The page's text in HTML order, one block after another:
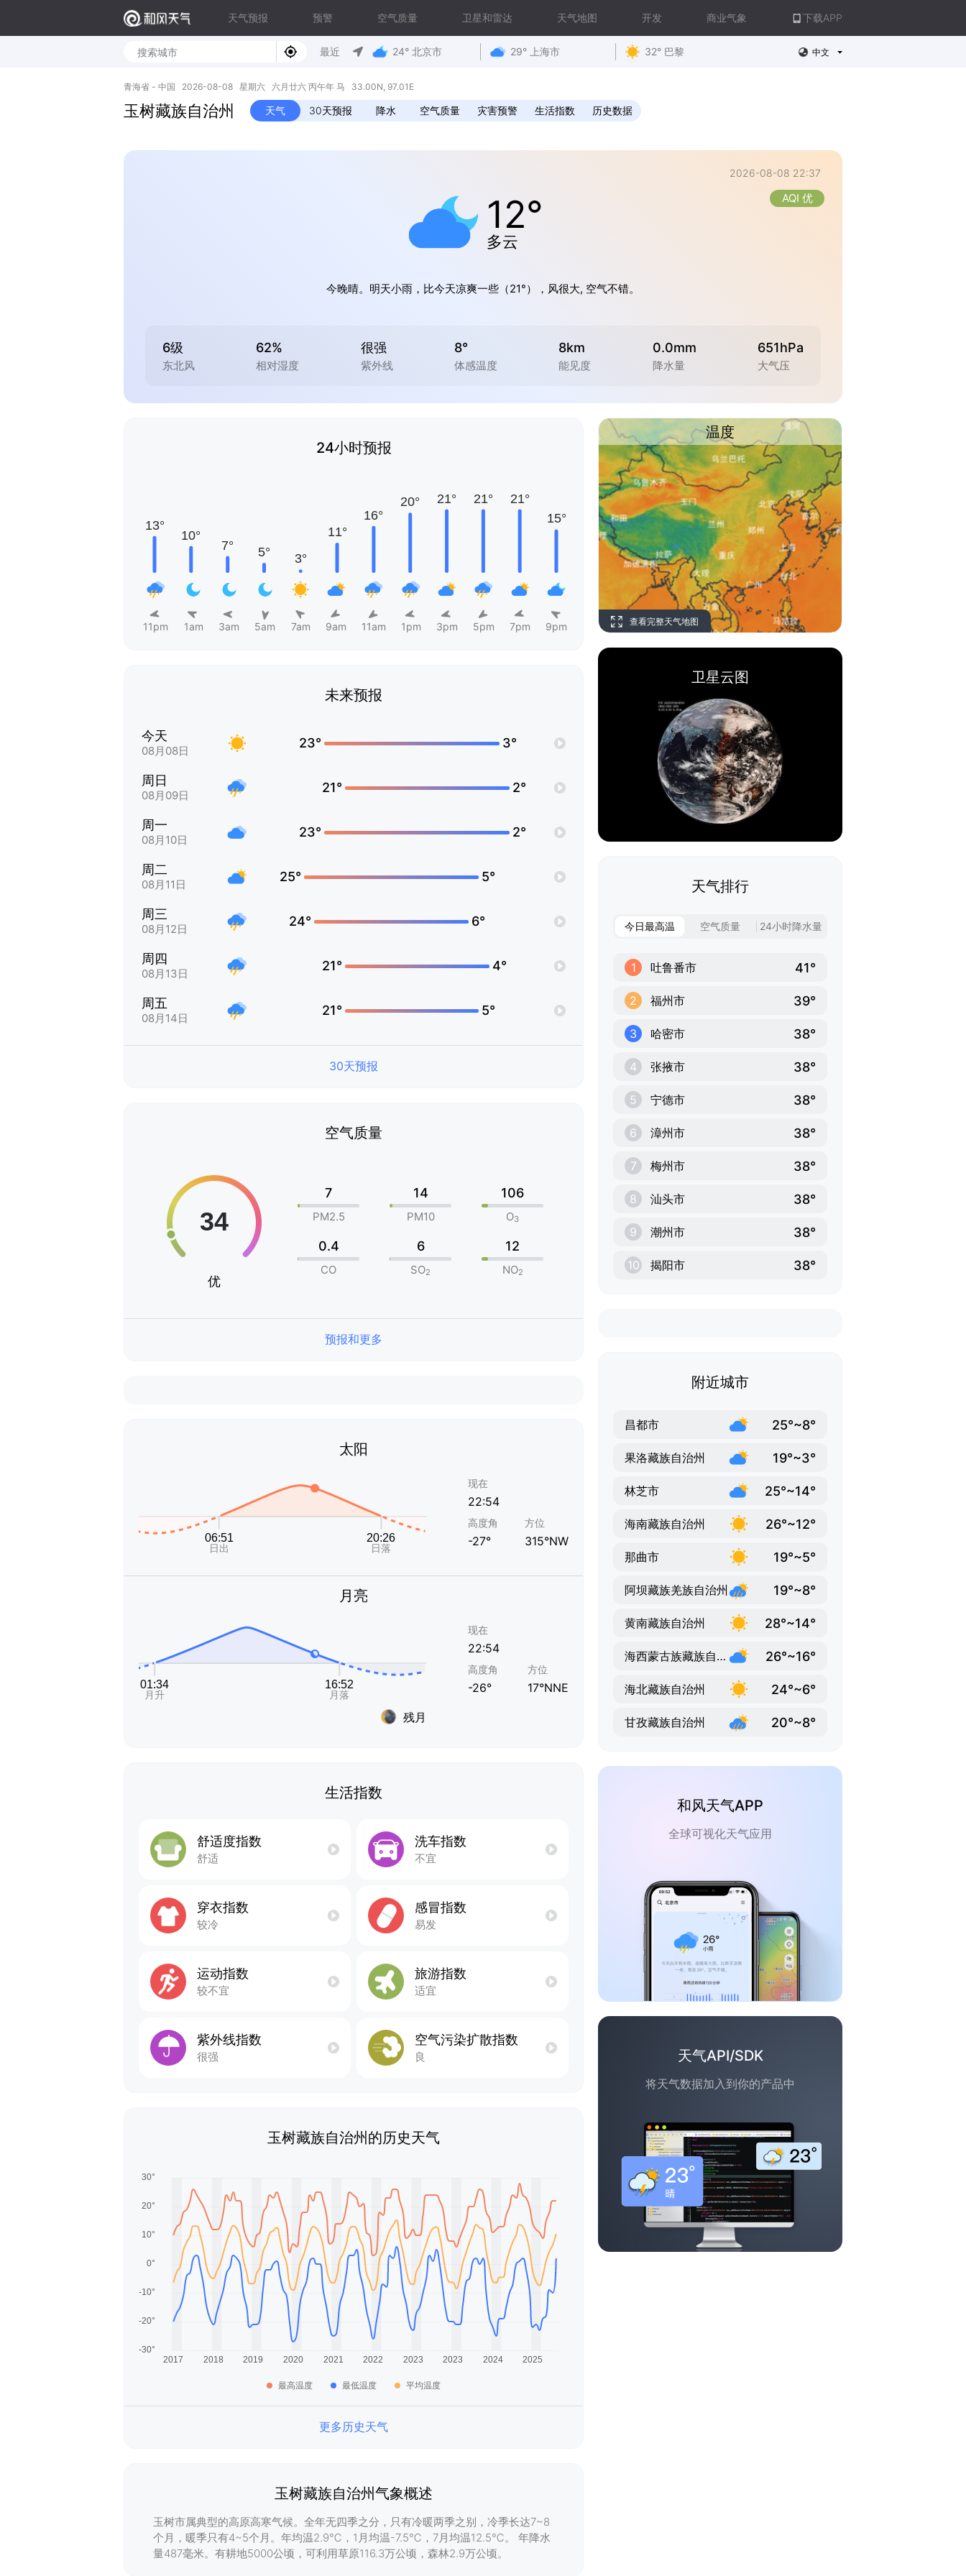
天气预报 预警 空气质量 卫星和雷达 天气地图 开发 商业气象 下载APP
最近 24° 北京市 29° 上海市 32° 巴黎 中文
青海省 - 中国 2026-08-08 星期六 六月廿六 丙午年 马 33.00N, 97.01E
玉树藏族自治州 天气 30天预报 降水 空气质量 灾害预警 生活指数 历史数据
2026-08-08 22:37
12°
多云
AQI 优
今晚晴。明天小雨，比今天凉爽一些（21°），风很大, 空气不错。
6级
东北风
62%
相对湿度
很强
紫外线
8°
体感温度
8km
能见度
0.0mm
降水量
651hPa
大气压
24小时预报
11pm 1am 3am 5am 7am 9am 11am 1pm 3pm 5pm 7pm 9pm
未来预报
今天
08月08日
23° 3°
周日
08月09日
21° 2°
周一
08月10日
23° 2°
周二
08月11日
25° 5°
周三
08月12日
24° 6°
周四
08月13日
21° 4°
周五
08月14日
21° 5°
30天预报
空气质量
优
7
PM2.5
14
PM10
106
O3
0.4
CO
6
SO2
12
NO2
预报和更多
太阳
现在
22:54
高度角
-27°
方位
315°NW
月亮
残月
现在
22:54
高度角
-26°
方位
17°NNE
生活指数
舒适度指数
舒适
洗车指数
不宜
穿衣指数
较冷
感冒指数
易发
运动指数
较不宜
旅游指数
适宜
紫外线指数
很强
空气污染扩散指数
良
玉树藏族自治州的历史天气
最高温度 最低温度 平均温度
更多历史天气
玉树藏族自治州气象概述
玉树市属典型的高原高寒气候。全年无四季之分，只有冷暖两季之别，冷季长达7~8
个月，暖季只有4~5个月。年均温2.9℃，1月均温-7.5℃，7月均温12.5℃。 年降水
量487毫米。有耕地5000公顷，可利用草原116.3万公顷，森林2.9万公顷。
温度
查看完整天气地图
卫星云图
天气排行
今日最高温 空气质量 24小时降水量
1 吐鲁番市 41°
2 福州市 39°
3 哈密市 38°
4 张掖市 38°
5 宁德市 38°
6 漳州市 38°
7 梅州市 38°
8 汕头市 38°
9 潮州市 38°
10 揭阳市 38°
附近城市
昌都市 25°~8°
果洛藏族自治州 19°~3°
林芝市 25°~14°
海南藏族自治州 26°~12°
那曲市 19°~5°
阿坝藏族羌族自治州 19°~8°
黄南藏族自治州 28°~14°
海西蒙古族藏族自治州 26°~16°
海北藏族自治州 24°~6°
甘孜藏族自治州 20°~8°
和风天气APP
全球可视化天气应用
天气API/SDK
将天气数据加入到你的产品中